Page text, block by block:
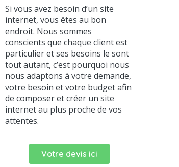
Si vous avez besoin d’un site
internet, vous êtes au bon
endroit. Nous sommes
conscients que chaque client est
particulier et ses besoins le sont
tout autant, c’est pourquoi nous
nous adaptons à votre demande,
votre besoin et votre budget afin
de composer et créer un site
internet au plus proche de vos
attentes.
Votre devis ici